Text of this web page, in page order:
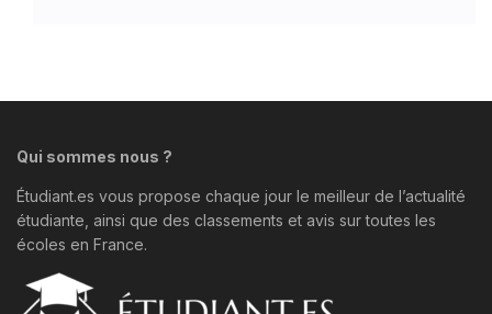
Qui sommes nous ?
Étudiant.es vous propose chaque jour le meilleur de l’actualité
étudiante, ainsi que des classements et avis sur toutes les
écoles en France.